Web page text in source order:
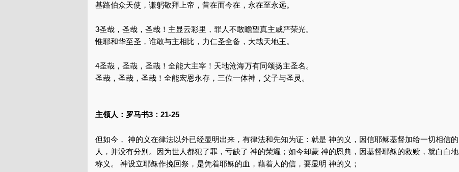
基路伯众天使，谦躬敬拜上帝，昔在而今在，永在至永远。
3圣哉，圣哉，圣哉！主显云彩里，罪人不敢瞻望真主威严荣光。
惟耶和华至圣，谁敢与主相比，力仁圣全备，大哉天地王。
4圣哉，圣哉，圣哉！全能大主宰！天地沧海万有同颂扬主圣名。
圣哉，圣哉，圣哉！全能宏恩永存，三位一体神，父子与圣灵。
主领人：罗马书3：21-25
但如今， 神的义在律法以外已经显明出来，有律法和先知为证：就是 神的义，因信耶稣基督加给一切相信的
人，并没有分别。因为世人都犯了罪，亏缺了 神的荣耀；如今却蒙 神的恩典，因基督耶稣的救赎，就白白地
称义。 神设立耶稣作挽回祭，是凭着耶稣的血，藉着人的信，要显明 神的义；